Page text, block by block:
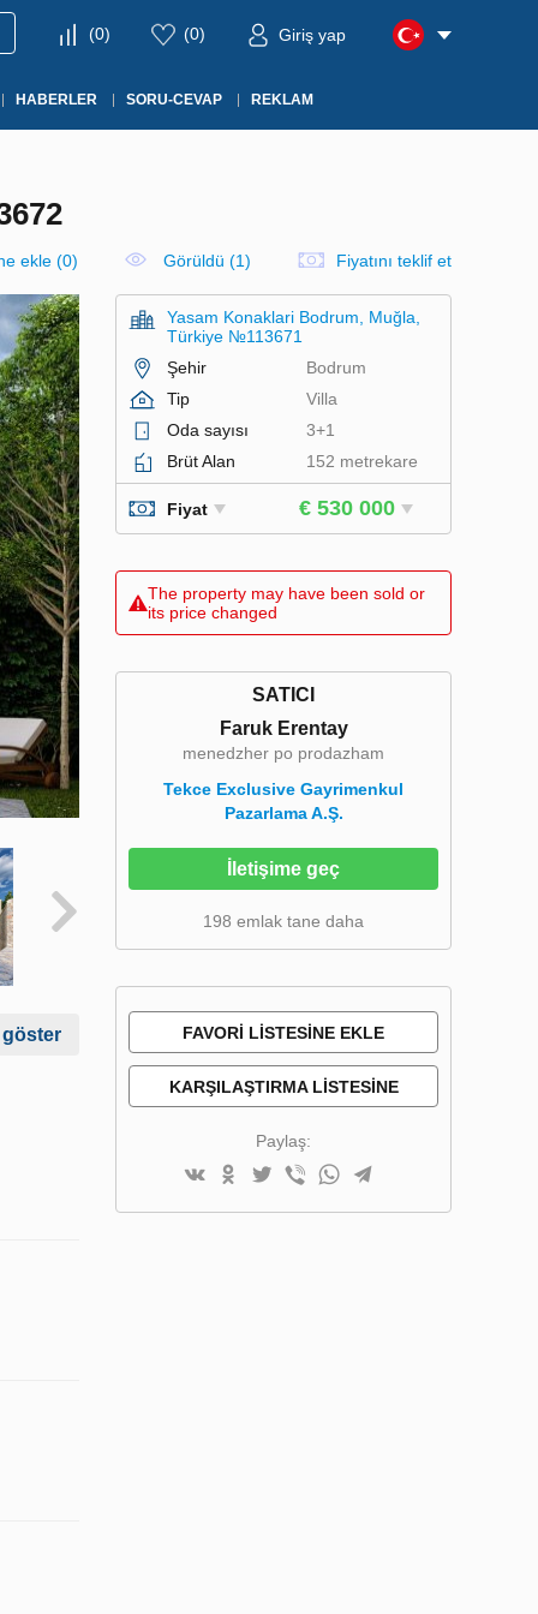
(0) (0) Giriş yap
HABERLER SORU-CEVAP REKLAM
ekle (0) Görüldü (1) Fiyatını teklif et
göster
Yasam Konaklari Bodrum, Muğla,
Türkiye №113671
Şehir
Bodrum
Tip
Villa
Oda sayısı
3+1
Brüt Alan
152 metrekare
Fiyat € 530 000
The property may have been sold or
its price changed
SATICI
Faruk Erentay
menedzher po prodazham
Tekce Exclusive Gayrimenkul
Pazarlama A.Ş.
İletişime geç
198 emlak tane daha
FAVORI LISTESINE EKLE
KARŞILAŞTIRMA LISTESINE
Paylaş: